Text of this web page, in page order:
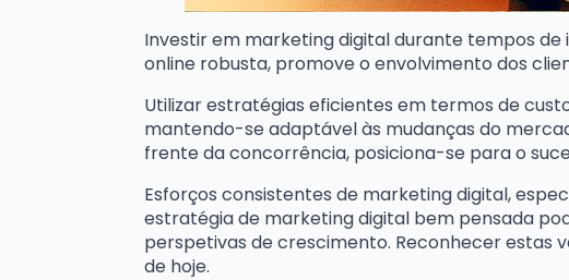
Investir em marketing digital durante tempos
online robusta, promove o envolvimento dos
Utilizar estratégias eficientes em termos de
mantendo-se adaptável às mudanças do
frente da concorrência, posiciona-se para o
Esforços consistentes de marketing digital,
estratégia de marketing digital bem pensada
perspetivas de crescimento. Reconhecer estas
de hoje.